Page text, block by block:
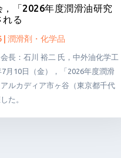
，「2026年度潤滑油研究
れる
| 潤滑剤・化学品
長：石川 裕二 氏，中外油化学工
月10日（金），「2026年度潤滑
ルカディア市ヶ谷（東京都千代
た。